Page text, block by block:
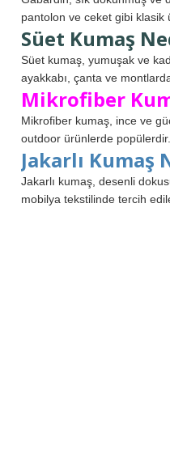
pantolon ve ceket gibi klasik
Süet Kumaş
Süet kumaş, yumuşak ve
ayakkabı, çanta ve
Mikrofiber
Mikrofiber kumaş, ince ve
outdoor ürünlerde popülerdir.
Jakarlı Kumaş
Jakarlı kumaş, desenli
mobilya tekstilinde tercih